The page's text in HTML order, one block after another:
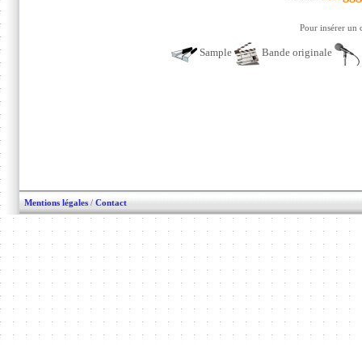
Pour insérer un
Sample Bande originale
Mentions légales / Contact